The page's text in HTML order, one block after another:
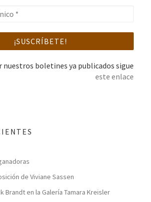
nuestros boletines ya publicados sigue
este enlace
de Viviane Sassen
Brandt en la Galería Tamara Kreisler